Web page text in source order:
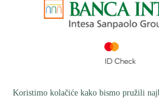
Koristimo kolačiće kako bismo pružili